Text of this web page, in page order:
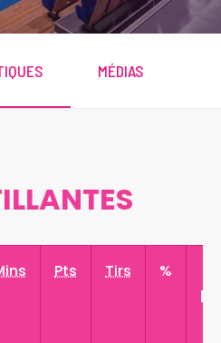
MÉDIAS
Pts Tirs %